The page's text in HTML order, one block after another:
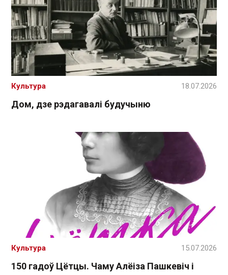
Дом, дзе рэдагавалі будучыню
Культура 18.07.2026
150 гадоў Цётцы. Чаму Алёіза Пашкевіч і
Культура 15.07.2026